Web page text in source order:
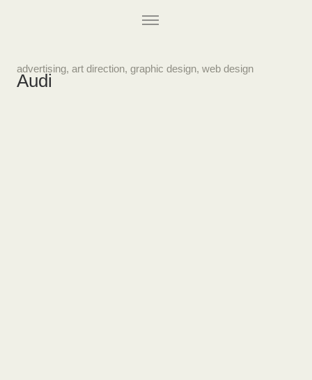
advertising, art direction, graphic design, web design
Audi